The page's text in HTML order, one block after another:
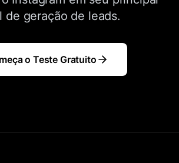
de geração de leads.
o Teste Gratuito